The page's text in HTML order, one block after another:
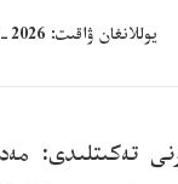
2026-06-03 10:06